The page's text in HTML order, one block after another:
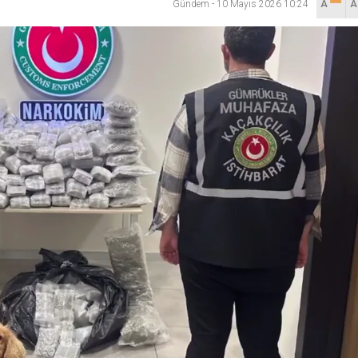
Tartışması: Belediye Başkanı Özlü’ye Yönelik Sözlere
haber” açıklaması
Valisine tepki gösterdi
Kazası: 3’ü Çocuk 7 Kişi Yaralandı
paniği
Gündem - 10 Mayıs 2026 10:24 A